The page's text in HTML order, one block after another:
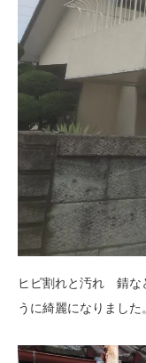
ヒビ割れと汚れ 錆な
うに綺麗になりました。